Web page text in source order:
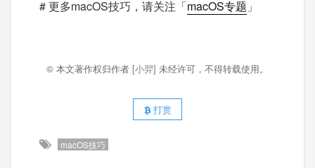
# 更多macOS技巧，请关注「macOS专题 」
© 本文著作权归作者 [小羿] 未经许可，不得转载使用。
打赏
macOS技巧